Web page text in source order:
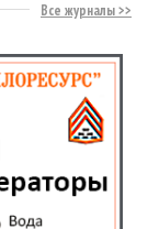
Все журналы